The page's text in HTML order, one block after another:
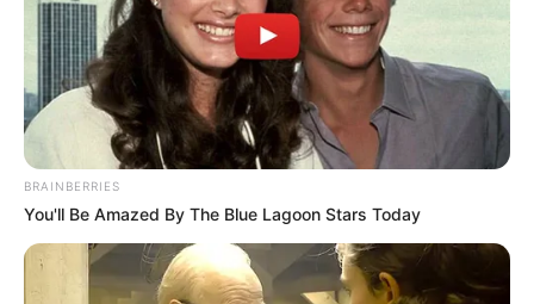
BRAINBERRIES
You'll Be Amazed By The Blue Lagoon Stars Today